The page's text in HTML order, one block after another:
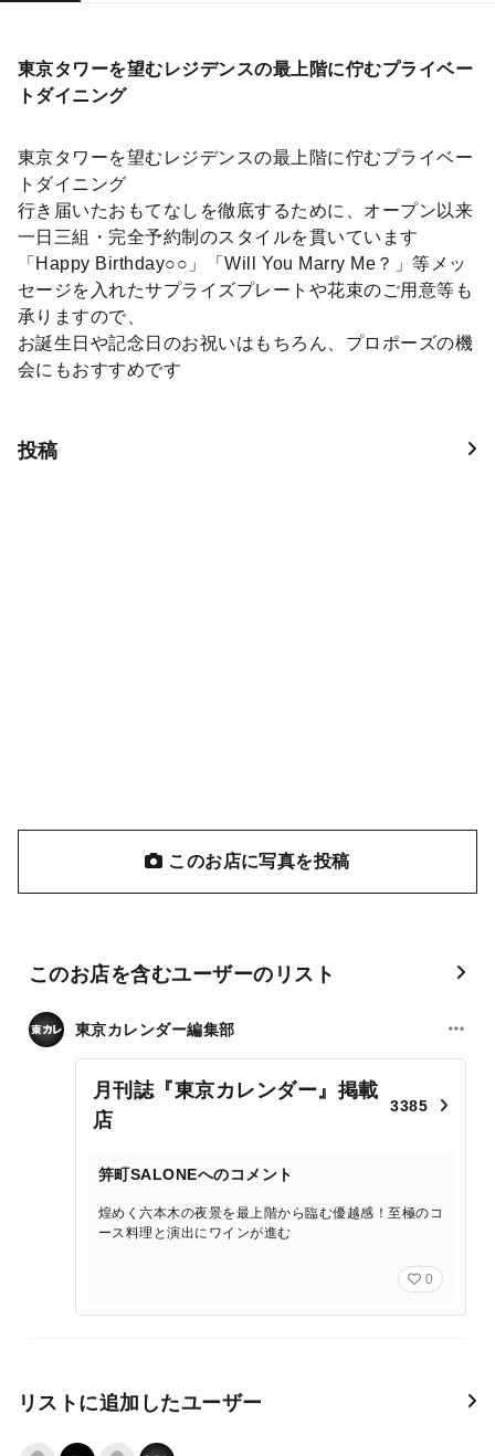
東京タワーを望むレジデンスの最上階に佇むプライベー
トダイニング
東京タワーを望むレジデンスの最上階に佇むプライベー
トダイニング
行き届いたおもてなしを徹底するために、オープン以来
一日三組・完全予約制のスタイルを貫いています
「Happy Birthday○○」「Will You Marry Me？」等メッ
セージを入れたサプライズプレートや花束のご用意等も
承りますので、
お誕生日や記念日のお祝いはもちろん、プロポーズの機
会にもおすすめです
投稿
このお店に写真を投稿
このお店を含むユーザーのリスト
東京カレンダー編集部
月刊誌『東京カレンダー』掲載
店
3385
笄町SALONEへのコメント
煌めく六本木の夜景を最上階から臨む優越感！至極のコ
ース料理と演出にワインが進む
0
リストに追加したユーザー